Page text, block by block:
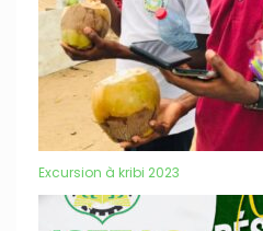
Excursion à kribi 2023